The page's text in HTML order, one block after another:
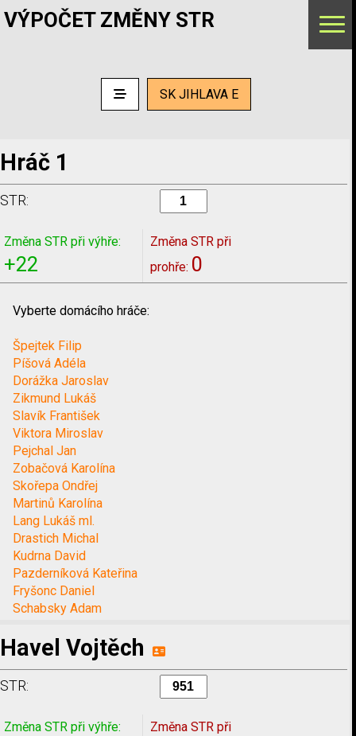
VÝPOČET ZMĚNY STR
SK JIHLAVA E
Hráč 1
STR:
Změna STR při výhře:
+22
Změna STR při
prohře: 0
Vyberte domácího hráče:
Špejtek Filip
Píšová Adéla
Dorážka Jaroslav
Zikmund Lukáš
Slavík František
Viktora Miroslav
Pejchal Jan
Zobačová Karolína
Skořepa Ondřej
Martinů Karolína
Lang Lukáš ml.
Drastich Michal
Kudrna David
Pazderníková Kateřina
Fryšonc Daniel
Schabsky Adam
Havel Vojtěch
STR:
Změna STR při výhře:
Změna STR při